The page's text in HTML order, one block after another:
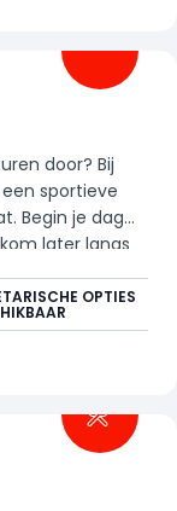
door? Bij
sportieve
Begin je dag
later langs
een
OPTIES